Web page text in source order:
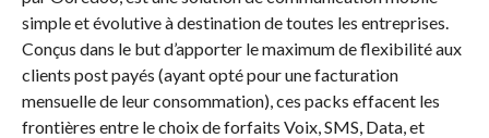
simple et évolutive à destination de toutes les entreprises.
Conçus dans le but d’apporter le maximum de flexibilité aux
clients post payés (ayant opté pour une facturation
mensuelle de leur consommation), ces packs effacent les
frontières entre le choix de forfaits Voix, SMS, Data, et